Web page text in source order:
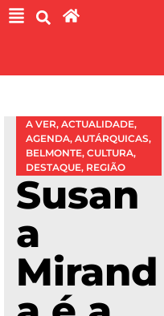
A VER, ACTUALIDADE,
AGENDA, AUTÁRQUICAS,
BELMONTE, CULTURA,
DESTAQUE, REGIÃO
Susan
a
Mirand